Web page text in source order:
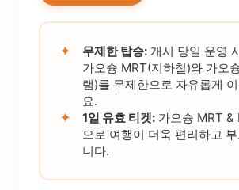
✦ 무제한 탑승: 개시 당일 운영
가오슝 MRT(지하철)와 가오
램)를 무제한으로 자유롭게
요.
✦
1일 유효 티켓: 가오슝 MRT &
으로 여행이 더욱 편리하고
니다.